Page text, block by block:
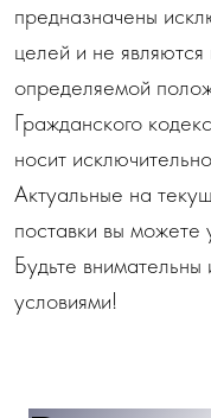
предназначены
целей и не
определяемой
Гражданского
носит
Актуальные на
поставки вы
Будьте
условиями!